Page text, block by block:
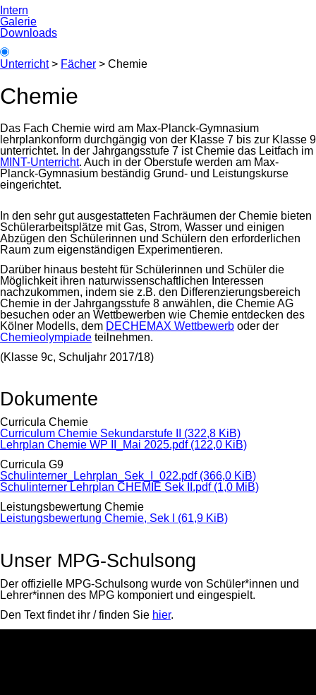
Intern
Galerie
Downloads
Unterricht> Fächer > Chemie
Chemie
Das Fach Chemie wird am Max-Planck-Gymnasium
lehrplankonform durchgängig von der Klasse 7 bis zur Klasse 9
unterrichtet. In der Jahrgangsstufe 7 ist Chemie das Leitfach im
MINT-Unterricht. Auch in der Oberstufe werden am Max-
Planck-Gymnasium beständig Grund- und Leistungskurse
eingerichtet.
In den sehr gut ausgestatteten Fachräumen der Chemie bieten
Schülerarbeitsplätze mit Gas, Strom, Wasser und einigen
Abzügen den Schülerinnen und Schülern den erforderlichen
Raum zum eigenständigen Experimentieren.
Darüber hinaus besteht für Schülerinnen und Schüler die
Möglichkeit ihren naturwissenschaftlichen Interessen
nachzukommen, indem sie z.B. den Differenzierungsbereich
Chemie in der Jahrgangsstufe 8 anwählen, die Chemie AG
besuchen oder an Wettbewerben wie Chemie entdecken des
Kölner Modells, dem DECHEMAX Wettbewerb oder der
Chemieolympiade teilnehmen.
(Klasse 9c, Schuljahr 2017/18)
Dokumente
Curricula Chemie
Curriculum Chemie Sekundarstufe II (322,8 KiB)
Lehrplan Chemie WP II_Mai 2025.pdf (122,0 KiB)
Curricula G9
Schulinterner_Lehrplan_Sek_I_022.pdf (366,0 KiB)
Schulinterner Lehrplan CHEMIE Sek II.pdf (1,0 MiB)
Leistungsbewertung Chemie
Leistungsbewertung Chemie, Sek I (61,9 KiB)
Unser MPG-Schulsong
Der offizielle MPG-Schulsong wurde von Schüler*innen und
Lehrer*innen des MPG komponiert und eingespielt.
Den Text findet ihr / finden Sie hier.